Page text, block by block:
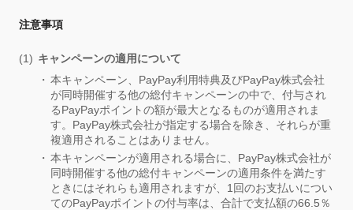
注意事項
キャンペーンの適用について
本キャンペーン、PayPay利用特典及びPayPay株式会社
が同時開催する他の総付キャンペーンの中で、付与され
るPayPayポイントの額が最大となるものが適用されま
す。PayPay株式会社が指定する場合を除き、それらが重
複適用されることはありません。
本キャンペーンが適用される場合に、PayPay株式会社が
同時開催する他の総付キャンペーンの適用条件を満たす
ときにはそれらも適用されますが、1回のお支払いについ
てのPayPayポイントの付与率は、合計で支払額の66.5％